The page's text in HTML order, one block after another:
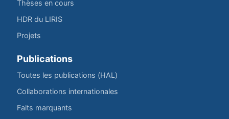
Thèses en cours
HDR du LIRIS
Projets
Publications
Toutes les publications (HAL)
Collaborations internationales
Faits marquants